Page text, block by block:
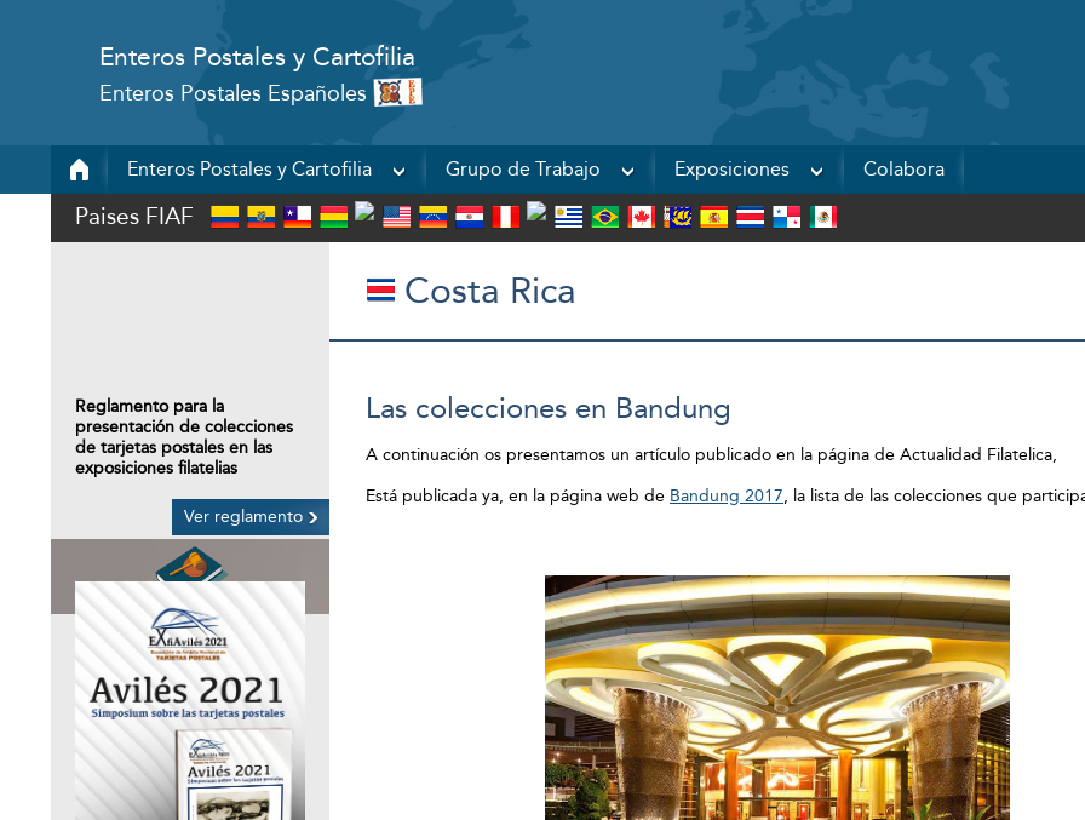
Enteros Postales y Cartofilia
Enteros Postales Españoles
Enteros Postales y Cartofilia Grupo de Trabajo Exposiciones Colabora
Paises FIAF
Reglamento para la
presentación de colecciones
de tarjetas postales en las
exposiciones filatelias
Ver reglamento
Costa Rica
Las colecciones en Bandung
A continuación os presentamos un artículo publicado en la página de Actualidad Filatelica,
Está publicada ya, en la página web de Bandung 2017, la lista de las colecciones que